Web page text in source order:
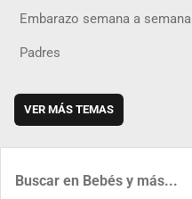
Embarazo semana a semana
Padres
VER MÁS TEMAS